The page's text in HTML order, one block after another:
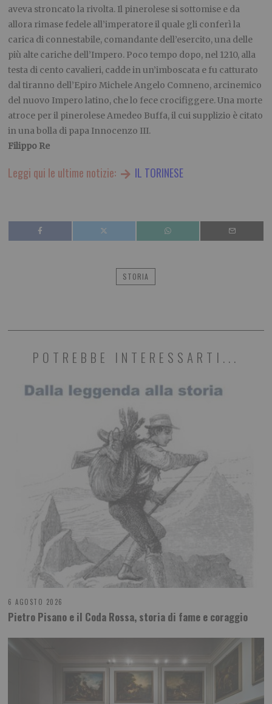
aveva stroncato la rivolta. Il pinerolese si sottomise e da
allora rimase fedele all’imperatore il quale gli conferì la
carica di connestabile, comandante dell’esercito, una delle
più alte cariche dell’Impero. Poco tempo dopo, nel 1210, alla
testa di cento cavalieri, cadde in un’imboscata e fu catturato
dal tiranno dell’Epiro Michele Angelo Comneno, arcinemico
del nuovo Impero latino, che lo fece crocifiggere. Una morte
atroce per il pinerolese Amedeo Buffa, il cui supplizio è citato
in una bolla di papa Innocenzo III.
Filippo Re
Leggi qui le ultime notizie: IL TORINESE
STORIA
POTREBBE INTERESSARTI...
6 AGOSTO 2026
Pietro Pisano e il Coda Rossa, storia di fame e coraggio